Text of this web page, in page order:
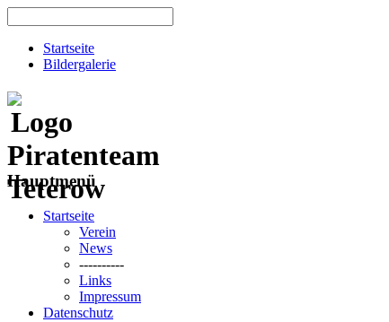
Startseite
Bildergalerie
Hauptmenü
Startseite
Verein
News
----------
Links
Impressum
Datenschutz